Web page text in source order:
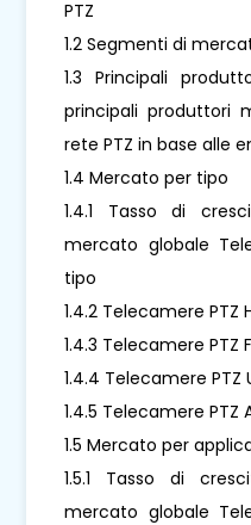
PTZ
1.2 Segmenti di
1.3 Principali
principali produttori
rete PTZ in base alle
1.4 Mercato per tipo
1.4.1 Tasso di
mercato globale
tipo
1.4.2 Telecamere PTZ
1.4.3 Telecamere PTZ
1.4.4 Telecamere PTZ
1.4.5 Telecamere PTZ
1.5 Mercato per
1.5.1 Tasso di
mercato globale